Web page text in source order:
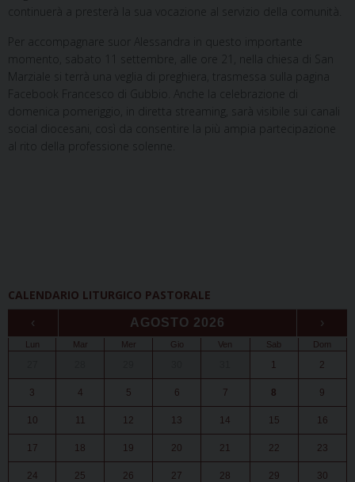
continuerà a presterà la sua vocazione al servizio della comunità.
Per accompagnare suor Alessandra in questo importante
momento, sabato 11 settembre, alle ore 21, nella chiesa di San
Marziale si terrà una veglia di preghiera, trasmessa sulla pagina
Facebook Francesco di Gubbio. Anche la celebrazione di
domenica pomeriggio, in diretta streaming, sarà visibile sui canali
social diocesani, così da consentire la più ampia partecipazione
al rito della professione solenne.
CALENDARIO LITURGICO PASTORALE
‹ AGOSTO 2026 ›
Lun Mar Mer Gio Ven Sab Dom
1 2
3 4 5 6 7 8 9
10 11 12 13 14 15 16
17 18 19 20 21 22 23
24 25 26 27 28 29 30